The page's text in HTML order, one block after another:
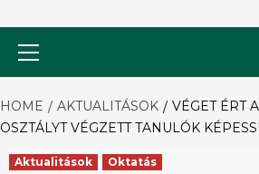
Szó
HOME AKTUALITÁSOK
VÉGET ÉRT
OSZTÁLYT VÉGZETT TANULÓK
Aktualitások Oktatás